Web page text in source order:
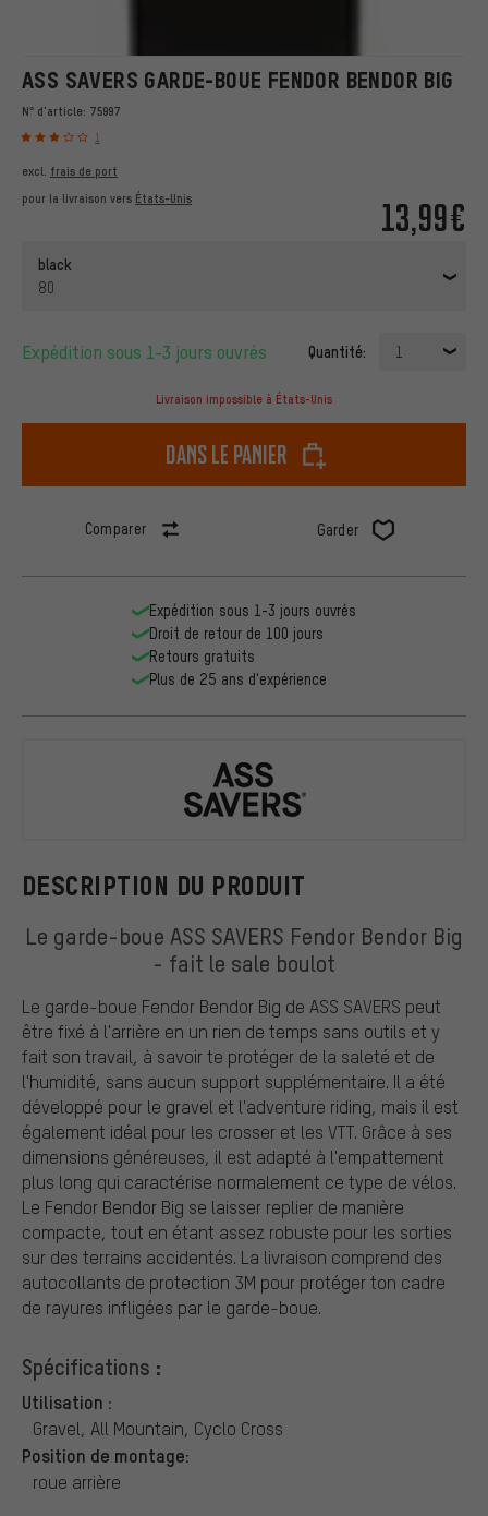
ASS SAVERS GARDE-BOUE FENDOR BENDOR BIG
N° d'article: 75997
1
13,99€
excl. frais de port
pour la livraison vers États-Unis
black
80
Expédition sous 1-3 jours ouvrés Quantité: 1
Livraison impossible à États-Unis
dans le panier
Comparer Garder
DESCRIPTION DU PRODUIT
Le garde-boue ASS SAVERS Fendor Bendor Big
- fait le sale boulot
Le garde-boue Fendor Bendor Big de ASS SAVERS peut
être fixé à l'arrière en un rien de temps sans outils et y
fait son travail, à savoir te protéger de la saleté et de
l'humidité, sans aucun support supplémentaire. Il a été
développé pour le gravel et l'adventure riding, mais il est
également idéal pour les crosser et les VTT. Grâce à ses
dimensions généreuses, il est adapté à l'empattement
plus long qui caractérise normalement ce type de vélos.
Le Fendor Bendor Big se laisser replier de manière
compacte, tout en étant assez robuste pour les sorties
sur des terrains accidentés. La livraison comprend des
autocollants de protection 3M pour protéger ton cadre
de rayures infligées par le garde-boue.
Spécifications :
Utilisation :
Gravel, All Mountain, Cyclo Cross
Position de montage:
roue arrière
Expédition sous 1-3 jours ouvrés
Droit de retour de 100 jours
Retours gratuits
Plus de 25 ans d'expérience